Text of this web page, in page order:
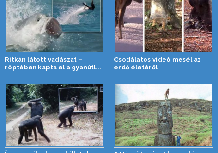
Ritkán látott vadászat –
röptében kapta el a gyanútl...
Csodálatos videó mesél az
erdő életéről